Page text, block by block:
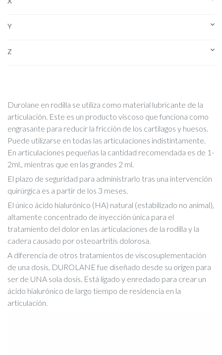
Y
Z
Durolane en rodilla se utiliza como material lubricante de la
articulación. Este es un producto viscoso que funciona como
engrasante para reducir la fricción de los cartílagos y huesos.
Puede utilizarse en todas las articulaciones indistintamente.
En articulaciones pequeñas la cantidad recomendada es de 1-
2ml., mientras que en las grandes 2 ml.
El plazo de seguridad para administrarlo tras una intervención
quirúrgica es a partir de los 3 meses.
El único ácido hialurónico (HA) natural (estabilizado no animal),
altamente concentrado de inyección única para el
tratamiento del dolor en las articulaciones de la rodilla y la
cadera causado por osteoartritis dolorosa.
A diferencia de otros tratamientos de viscosuplementación
de una dosis, DUROLANE fue diseñado desde su origen para
ser de UNA sola dosis. Está ligado y enredado para crear un
ácido hialurónico de largo tiempo de residencia en la
articulación.